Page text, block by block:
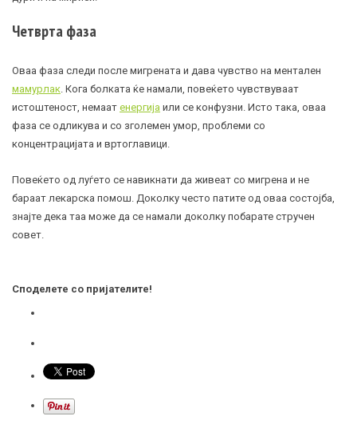
Четврта фаза
Оваа фаза следи после мигрената и дава чувство на ментален
мамурлак . Кога болката ќе намали, повеќето чувствуваат
истоштеност, немаат енергија или се конфузни. Исто така, оваа
фаза се одликува и со зголемен умор, проблеми со
концентрацијата и вртоглавици.
Повеќето од луѓето се навикнати да живеат со мигрена и не
бараат лекарска помош. Доколку често патите од оваа состојба,
знајте дека таа може да се намали доколку побарате стручен
совет.
Споделете со пријателите!